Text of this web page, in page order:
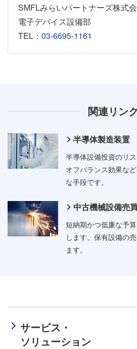
SMFLみらいパートナーズ株式
電子デバイス設備部
TEL： 03-6695-1161
関連リンク
半導体製造装置
半導体設備投資のリ
オフバランス効果な
な手段です。
中古機械設備売
短納期かつ低廉な予
します。保有設備の
ます。
サービス・
ソリューション